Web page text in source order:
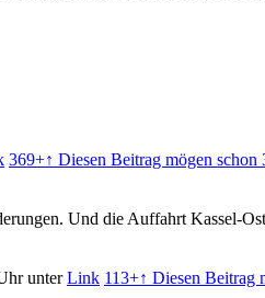
369+↑ Diesen Beitrag mögen schon
Und die Auffahrt Kassel-
unterLink 113+↑ Diesen Beitrag